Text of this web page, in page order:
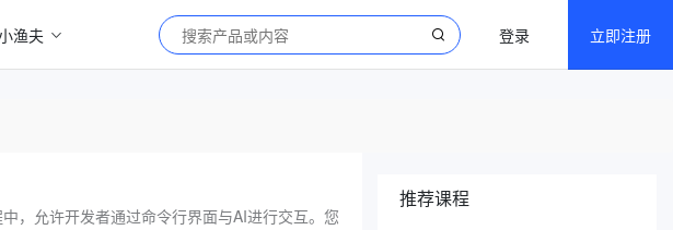
渔夫 登录 立即注册
，允许开发者通过命令行界面与AI进行交互。您
推荐课程